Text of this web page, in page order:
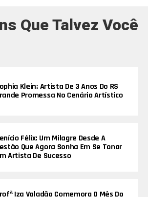
Que Talvez Você
Klein: Artista De 3 Anos Do RS
Promessa No Cenário Artístico
Félix: Um Milagre Desde A
Que Agora Sonha Em Se Tonar
Artista De Sucesso
Iza Valadão Comemora O Mês Do